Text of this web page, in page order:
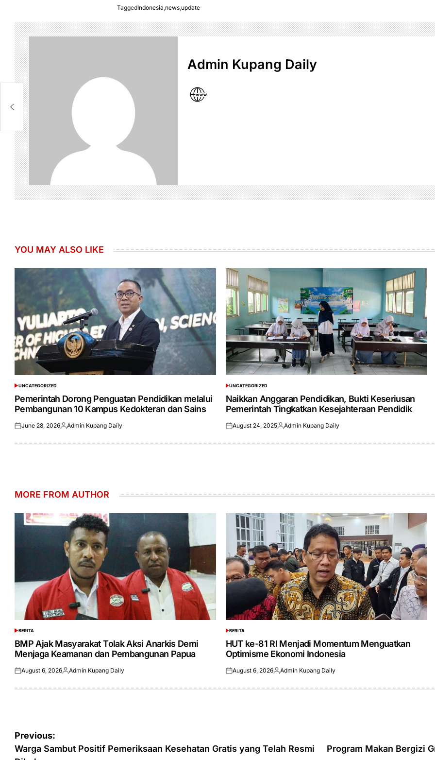
TaggedIndonesia news, update
Admin Kupang Daily
YOU MAY ALSO LIKE
POSTED
IN
UNCATEGORIZED
Pemerintah Dorong Penguatan Pendidikan melalui
Pembangunan 10 Kampus Kedokteran dan Sains
Posted
June 28, 2026Posted
Admin Kupang Daily
POSTED
IN
UNCATEGORIZED
Naikkan Anggaran Pendidikan, Bukti Keseriusan
Pemerintah Tingkatkan Kesejahteraan Pendidik
Posted
August 24, 2025Posted
Admin Kupang Daily
MORE FROM AUTHOR
POSTED
IN
BERITA
BMP Ajak Masyarakat Tolak Aksi Anarkis Demi
Menjaga Keamanan dan Pembangunan Papua
Posted
August 6, 2026Posted
Admin Kupang Daily
POSTED
IN
BERITA
HUT ke-81 RI Menjadi Momentum Menguatkan
Optimisme Ekonomi Indonesia
Posted
August 6, 2026Posted
Admin Kupang Daily
Post
navigation
Previous:
Warga Sambut Positif Pemeriksaan Kesehatan Gratis yang Telah Resmi
Program Makan Bergizi